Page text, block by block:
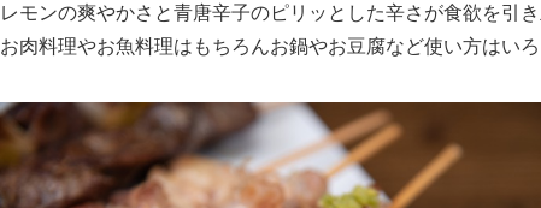
レモンの爽やかさと青唐辛子のピリッとした辛さが食欲を引
お肉料理やお魚料理はもちろんお鍋やお豆腐など使い方はいろ